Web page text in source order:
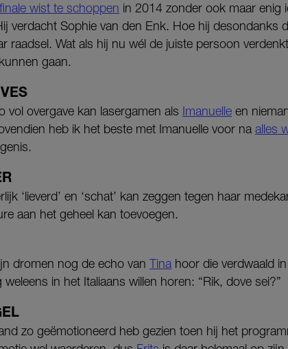
wist te schoppen in 2014 zonder ook maar enig
verdacht Sophie van den Enk. Hoe hij desondanks
raadsel. Wat als hij nu wél de juiste persoon
gaan.
vol overgave kan lasergamen als Imanuelle en
heb ik het beste met Imanuelle voor na alles
‘lieverd’ en ‘schat’ kan zeggen tegen haar
aan het geheel kan toevoegen.
dromen nog de echo van Tina hoor die verdwaald
in het Italiaans willen horen: “Rik, dove sei?”
zo geëmotioneerd heb gezien toen hij het